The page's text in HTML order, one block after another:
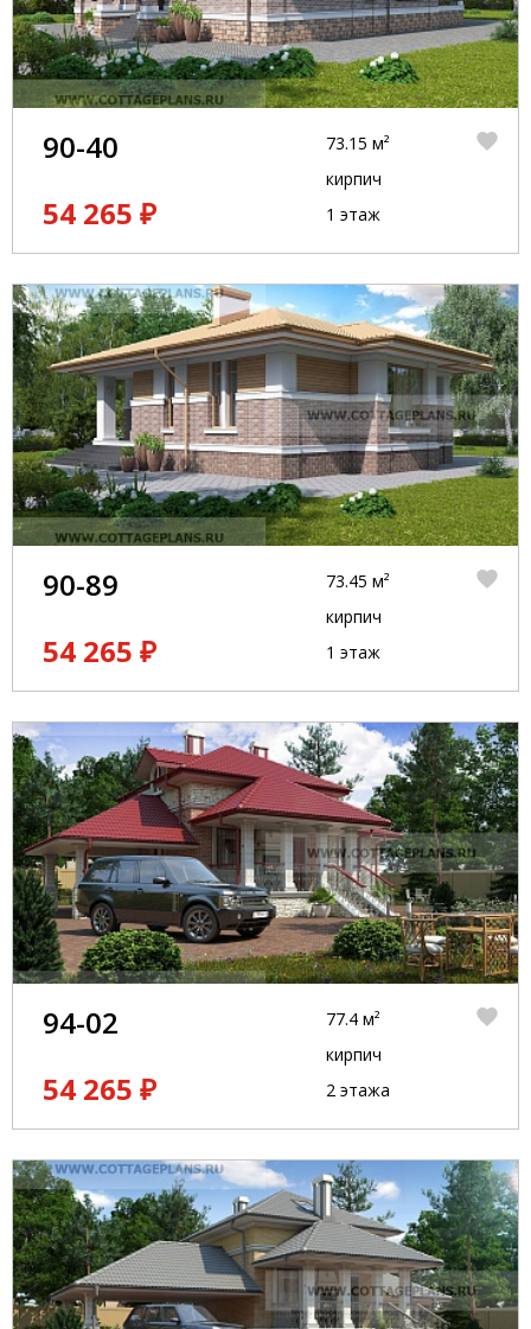
90-40
54 265 ₽
73.15 м²
кирпич
1 этаж
90-89
54 265 ₽
73.45 м²
кирпич
1 этаж
94-02
54 265 ₽
77.4 м²
кирпич
2 этажа